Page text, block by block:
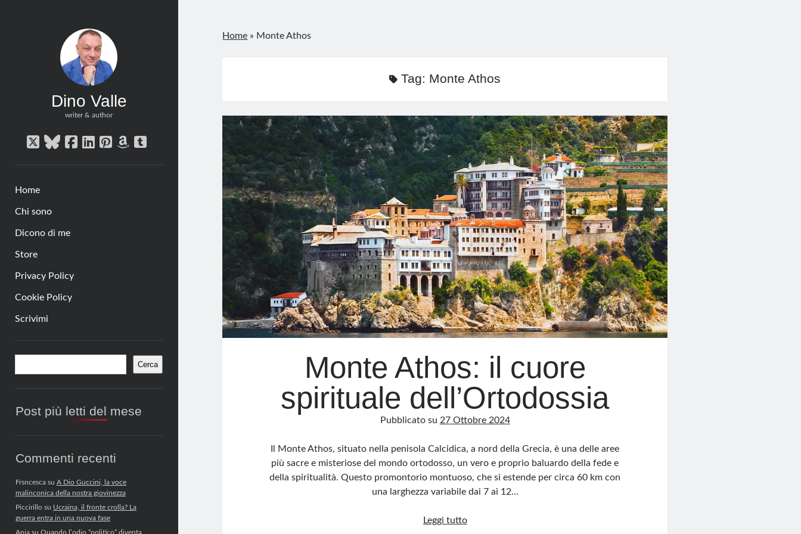
Dino Valle
writer & author
twitterbluesky
facebook
linkedin
pinterest
amazon
tumblr
Home
Chi sono
Dicono di me
Store
Privacy Policy
Cookie Policy
Scrivimi
Barra
laterale
Cerca
Post più letti del mese
Commenti recenti
Frsncescasu A Dio Guccini, la voce
malinconica della nostra giovinezza
Piccirillosu Ucraina, il fronte crolla? La
guerra entra in una nuova fase
Anjasu Quando l’odio “politico” diventa
Home » Monte Athos
Tag: Monte Athos
Monte Athos: il cuore
spirituale dell’Ortodossia
Pubblicato su 27 Ottobre 2024
Il Monte Athos, situato nella penisola Calcidica, a nord della Grecia, è una delle aree
più sacre e misteriose del mondo ortodosso, un vero e proprio baluardo della fede e
della spiritualità. Questo promontorio montuoso, che si estende per circa 60 km con
una larghezza variabile dai 7 ai 12…
Leggi tuttoMonte